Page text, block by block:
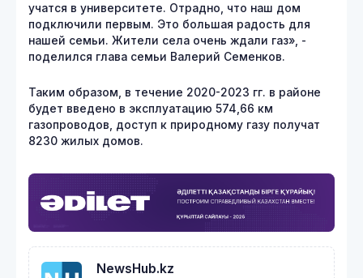
учатся в университете. Отрадно, что наш дом
подключили первым. Это большая радость для
нашей семьи. Жители села очень ждали газ», -
поделился глава семьи Валерий Семенков.
Таким образом, в течение 2020-2023 гг. в районе
будет введено в эксплуатацию 574,66 км
газопроводов, доступ к природному газу получат
8230 жилых домов.
NewsHub.kz